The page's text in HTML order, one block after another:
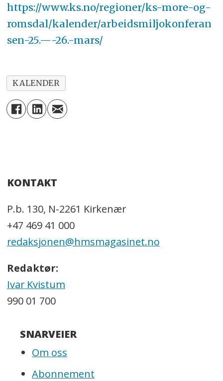
https://www.ks.no/regioner/ks-more-og-
romsdal/kalender/arbeidsmiljokonferan
sen-25.—-26.-mars/
KALENDER
KONTAKT
P.b. 130, N-2261 Kirkenær
+47 469 41 000
redaksjonen@hmsmagasinet.no
Redaktør:
Ivar Kvistum
990 01 700
SNARVEIER
Om oss
Abonnement